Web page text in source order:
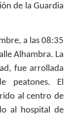
de la Guardia
a las 08:35
Alhambra. La
fue arrollada
peatones. El
al centro de
al hospital de